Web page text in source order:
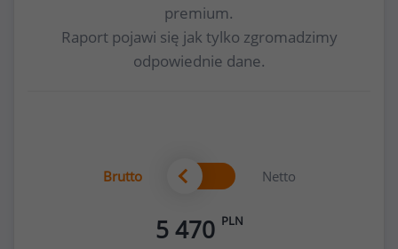
premium.
Raport pojawi się jak tylko zgromadzimy
odpowiednie dane.
Brutto Netto
5 470 PLN